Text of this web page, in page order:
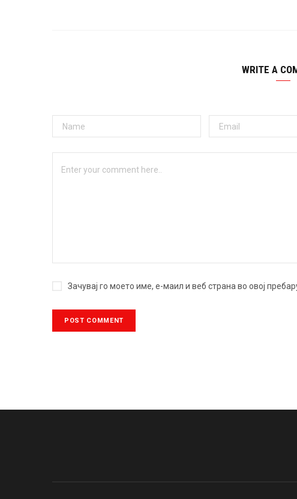
WRITE A
Зачувај го моето име, е-маил и веб страна во овој